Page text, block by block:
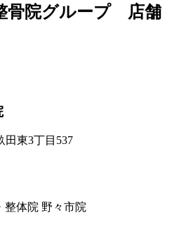
骨院グループ 店舗
田東3丁目537